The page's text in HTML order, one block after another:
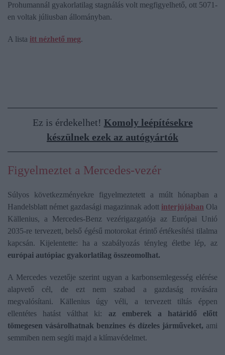
Prohumannál gyakorlatilag stagnálás volt megfigyelhető, ott 5071-
en voltak júliusban állományban.
A lista itt nézhető meg.
Ez is érdekelhet! Komoly leépítésekre
készülnek ezek az autógyártók
Figyelmeztet a Mercedes-vezér
Súlyos következményekre figyelmeztetett a múlt hónapban a
Handelsblatt német gazdasági magazinnak adott interjújában Ola
Källenius, a Mercedes-Benz vezérigazgatója az Európai Unió
2035-re tervezett, belső égésű motorokat érintő értékesítési tilalma
kapcsán. Kijelentette: ha a szabályozás tényleg életbe lép, az
európai autópiac gyakorlatilag összeomolhat.
A Mercedes vezetője szerint ugyan a karbonsemlegesség elérése
alapvető cél, de ezt nem szabad a gazdaság rovására
megvalósítani. Källenius úgy véli, a tervezett tiltás éppen
ellentétes hatást válthat ki: az emberek a határidő előtt
tömegesen vásárolhatnak benzines és dízeles járműveket, ami
semmiben nem segíti majd a klímavédelmet.